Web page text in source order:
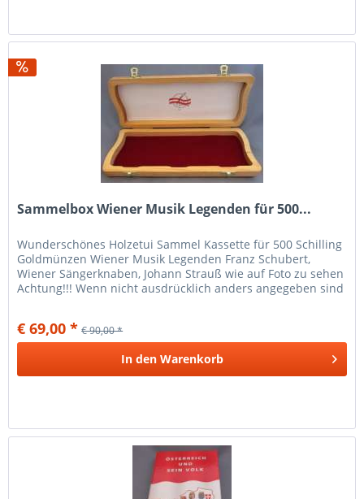
Sammelbox Wiener Musik Legenden für 500...
Wunderschönes Holzetui Sammel Kassette für 500 Schilling
Goldmünzen Wiener Musik Legenden Franz Schubert,
Wiener Sängerknaben, Johann Strauß wie auf Foto zu sehen
Achtung!!! Wenn nicht ausdrücklich anders angegeben sind
€ 69,00 * € 90,00 *
In den Warenkorb